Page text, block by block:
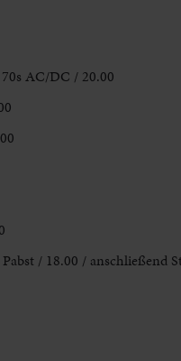
AC/DC / 20.00
/ 18.00 / anschließend